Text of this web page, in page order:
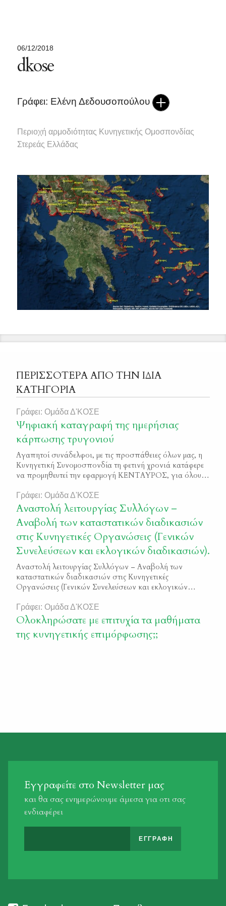
06/12/2018
dkose
Γράφει: Ελένη Δεδουσοπούλου
Περιοχή αρμοδιότητας Κυνηγετικής Ομοσπονδίας
Στερεάς Ελλάδας
ΠΕΡΙΣΣΟΤΕΡΑ ΑΠΟ ΤΗΝ ΙΔΙΑ
ΚΑΤΗΓΟΡΙΑ
Γράφει: Ομάδα Δ'ΚΟΣΕ
Ψηφιακή καταγραφή της ημερήσιας
κάρπωσης τρυγονιού
Αγαπητοί συνάδελφοι, με τις προσπάθειες όλων μας, η
Κυνηγετική Συνομοσπονδία τη φετινή χρονιά κατάφερε
να προμηθευτεί την εφαρμογή ΚΕΝΤΑΥΡΟΣ, για όλους
πρέπει να μοιράσουν δωρεάν στους κυνηγούς μέλη τους
τους μοναδικούς κωδικούς εισόδου στην εφαρμογή κατά
την έκδοση των αδειών θήρας. Προσοχή: από φέτος και
σύμφωνα με […]
Γράφει: Ομάδα Δ'ΚΟΣΕ
Αναστολή λειτουργίας Συλλόγων –
Αναβολή των καταστατικών διαδικασιών
στις Κυνηγετικές Οργανώσεις (Γενικών
Συνελεύσεων και εκλογικών διαδικασιών).
Αναστολή λειτουργίας Συλλόγων – Αναβολή των
καταστατικών διαδικασιών στις Κυνηγετικές
Οργανώσεις (Γενικών Συνελεύσεων και εκλογικών
Γράφει: Ομάδα Δ'ΚΟΣΕ
Ολοκληρώσατε με επιτυχία τα μαθήματα
της κυνηγετικής επιμόρφωσης;;
Εγγραφείτε στο Newsletter μας
και θα σας ενημερώνουμε άμεσα για οτι σας
ενδιαφέρει